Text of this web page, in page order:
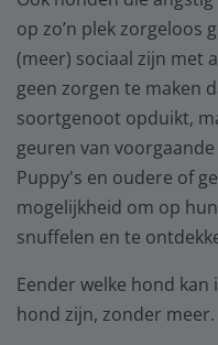
op zo’n plek zorgeloos
(meer) sociaal zijn met
geen zorgen te maken
soortgenoot opduikt,
geuren van
Puppy's en oudere of
mogelijkheid om op
snuffelen en te
Eender welke hond
hond zijn, zonder